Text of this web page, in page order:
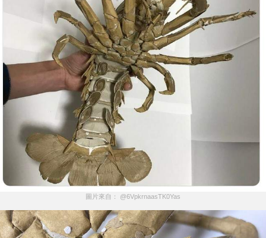
圖片來自： @6VpkrnaasTK0Yas